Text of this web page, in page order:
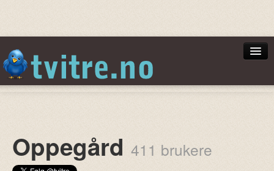
Min Side
Oppegård 411 brukere